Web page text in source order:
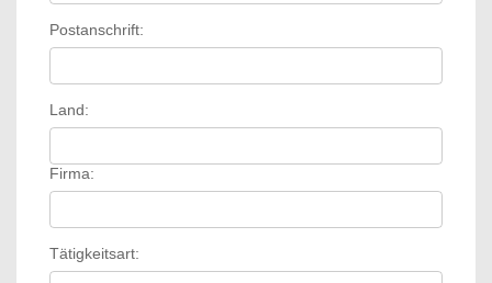
Postanschrift:
Land:
Firma:
Tätigkeitsart: